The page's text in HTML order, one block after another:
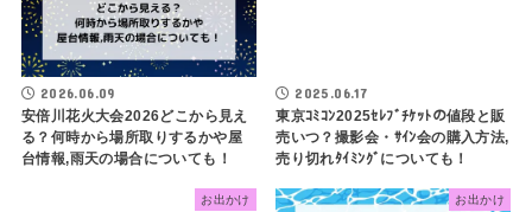
2026.06.09
安倍川花火大会2026どこから見え
る？何時から場所取りするかや屋
台情報,雨天の場合についても！
2025.06.17
東京ｺﾐｺﾝ2025ｾﾚﾌﾞﾁｹｯﾄの値段と販
売いつ？撮影会・ｻｲﾝ会の購入方法,
売り切れﾀｲﾐﾝｸﾞについても！
お出かけ お出かけ